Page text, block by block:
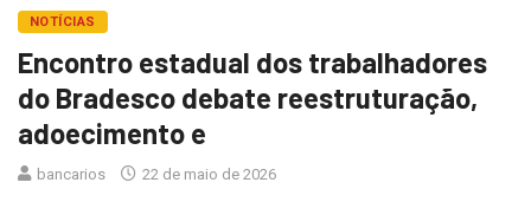
NOTÍCIAS
Encontro estadual dos trabalhadores
do Bradesco debate reestruturação,
adoecimento e
bancarios 22 de maio de 2026